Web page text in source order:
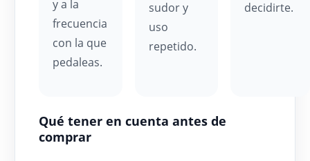
y a la
frecuencia
con la que
pedaleas.
sudor y
uso
repetido.
decidirte.
Qué tener en cuenta antes de
comprar